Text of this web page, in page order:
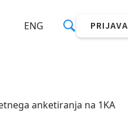
ENG PRIJAVA
anketiranja na 1KA